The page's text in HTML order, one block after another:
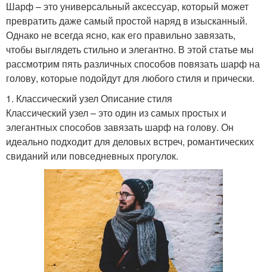
Шарф – это универсальный аксессуар, который может
превратить даже самый простой наряд в изысканный.
Однако не всегда ясно, как его правильно завязать,
чтобы выглядеть стильно и элегантно. В этой статье мы
рассмотрим пять различных способов повязать шарф на
голову, которые подойдут для любого стиля и прически.
1. Классический узел Описание стиля
Классический узел – это один из самых простых и
элегантных способов завязать шарф на голову. Он
идеально подходит для деловых встреч, романтических
свиданий или повседневных прогулок.